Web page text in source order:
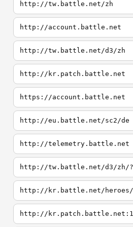
http://tw.battle.net/zh
http://account.battle.net
http://tw.battle.net/d3/zh
http://kr.patch.battle.net
https://account.battle.net
http://eu.battle.net/sc2/de
http://telemetry.battle.net
http://tw.battle.net/d3/zh/
http://kr.battle.net/heroes/
http://